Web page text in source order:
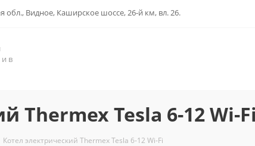
обл., Видное, Каширское шоссе, 26-й км, вл. 26.
в
Thermex Tesla 6-12 Wi-Fi
Котел электрический Thermex Tesla 6-12 Wi-Fi